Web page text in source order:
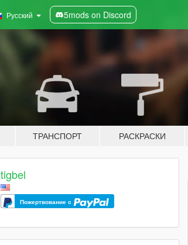
Русский 5mods on Discord
ТРАНСПОРТ РАСКРАСКИ
tigbel
Пожертвование с